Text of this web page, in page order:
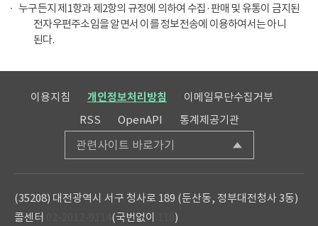
누구든지 제1항과 제2항의 규정에 의하여 수집·판매 및 유통이 금지된
전자우편주소임을 알면서 이를 정보전송에 이용하여서는 아니
된다.
이용지침 개인정보처리방침
이메일무단수집거부
RSS
OpenAPI 통계제공기관
관련사이트 바로가기
(35208) 대전광역시 서구 청사로 189 (둔산동, 정부대전청사 3동)
콜센터
(국번없이 )